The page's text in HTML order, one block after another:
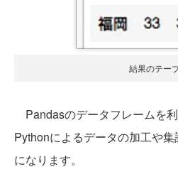
結果のテー
Pandasのデータフレームを利
Pythonによるデータの加工や
になります。